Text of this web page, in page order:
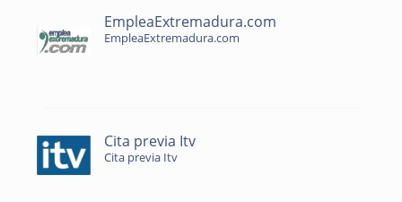
EmpleaExtremadura.com
EmpleaExtremadura.com
Cita previa Itv
Cita previa Itv